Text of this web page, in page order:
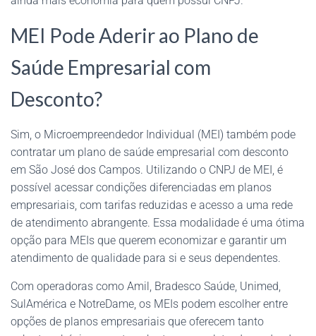
MEI Pode Aderir ao Plano de
Saúde Empresarial com
Desconto?
Sim, o Microempreendedor Individual (MEI) também pode
contratar um plano de saúde empresarial com desconto
em São José dos Campos. Utilizando o CNPJ de MEI, é
possível acessar condições diferenciadas em planos
empresariais, com tarifas reduzidas e acesso a uma rede
de atendimento abrangente. Essa modalidade é uma ótima
opção para MEIs que querem economizar e garantir um
atendimento de qualidade para si e seus dependentes.
Com operadoras como Amil, Bradesco Saúde, Unimed,
SulAmérica e NotreDame, os MEIs podem escolher entre
opções de planos empresariais que oferecem tanto